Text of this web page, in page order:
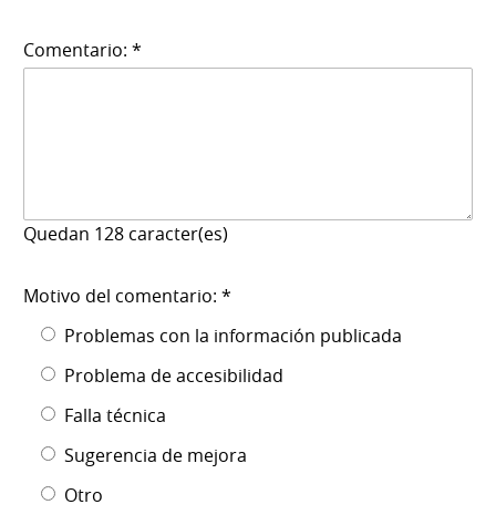
Comentario: *
Quedan 128 caracter(es)
Motivo del comentario: *
Problemas con la información publicada
Problema de accesibilidad
Falla técnica
Sugerencia de mejora
Otro